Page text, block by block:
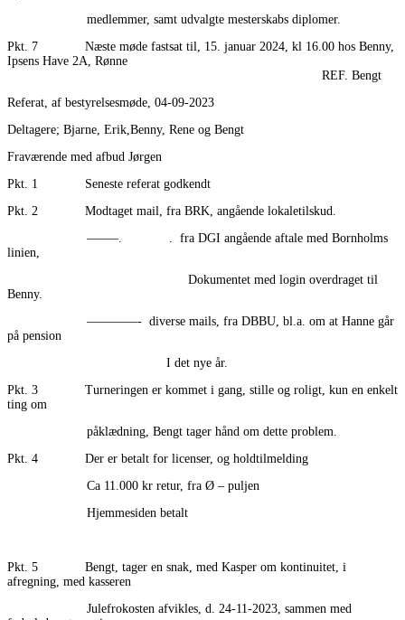
medlemmer, samt udvalgte mesterskabs diplomer.
Pkt. 7 Næste møde fastsat til, 15. januar 2024, kl 16.00 hos Benny,
Ipsens Have 2A, Rønne
REF. Bengt
Referat, af bestyrelsesmøde, 04-09-2023
Deltagere; Bjarne, Erik,Benny, Rene og Bengt
Fraværende med afbud Jørgen
Pkt. 1 Seneste referat godkendt
Pkt. 2 Modtaget mail, fra BRK, angående lokaletilskud.
——–. . fra DGI angående aftale med Bornholms
linien,
Dokumentet med login overdraget til
Benny.
————- diverse mails, fra DBBU, bl.a. om at Hanne går
på pension
I det nye år.
Pkt. 3 Turneringen er kommet i gang, stille og roligt, kun en enkelt
ting om
påklædning, Bengt tager hånd om dette problem.
Pkt. 4 Der er betalt for licenser, og holdtilmelding
Ca 11.000 kr retur, fra Ø – puljen
Hjemmesiden betalt
Pkt. 5 Bengt, tager en snak, med Kasper om kontinuitet, i
afregning, med kasseren
Julefrokosten afvikles, d. 24-11-2023, sammen med